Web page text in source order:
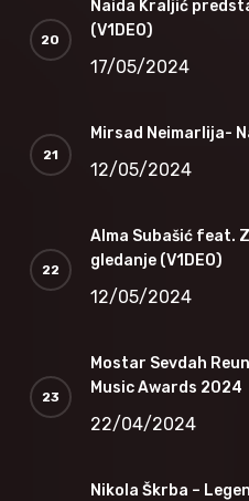
Naida Kraljić
(V1DEO)
17/05/2024
Mirsad Neimarlija-
12/05/2024
Alma Subašić feat.
gledanje (V1DEO)
12/05/2024
Mostar Sevdah
Music Awards 2024
22/04/2024
Nikola Škrba –